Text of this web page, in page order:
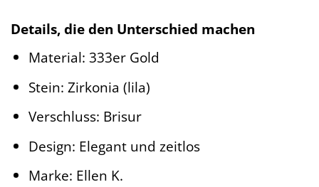
Details, die den Unterschied machen
Material: 333er Gold
Stein: Zirkonia (lila)
Verschluss: Brisur
Design: Elegant und zeitlos
Marke: Ellen K.